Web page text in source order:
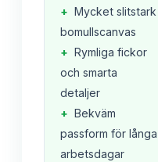
+ Mycket slitstark
bomullscanvas
+ Rymliga fickor
och smarta
detaljer
+ Bekväm
passform för långa
arbetsdagar